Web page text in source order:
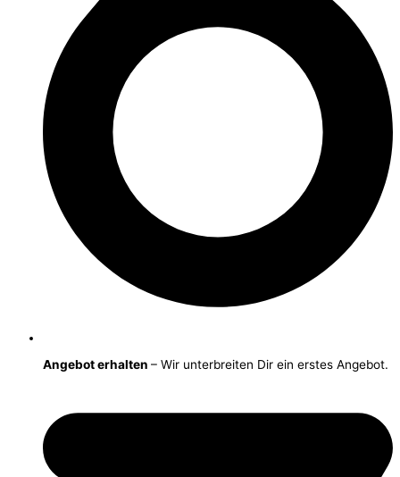
Angebot erhalten – Wir unterbreiten Dir ein erstes Angebot.